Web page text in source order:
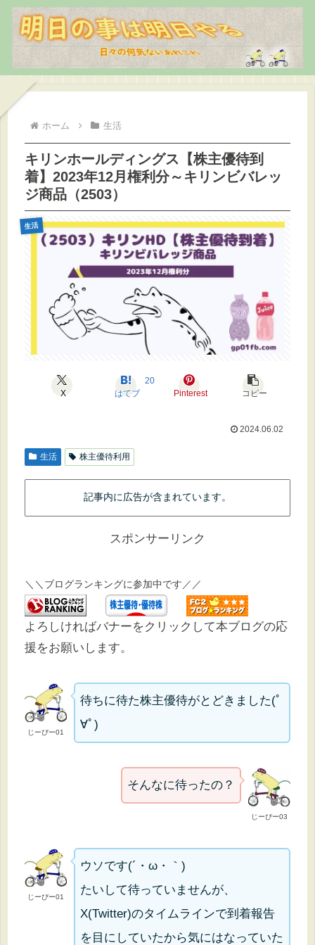
ホーム 生活
キリンホールディングス【株主優待到
着】2023年12月権利分～キリンビバレッ
ジ商品（2503）
生活
X はてブ
20
Pinterest
コピー
2024.06.02
生活 株主優待利用
記事内に広告が含まれています。
スポンサーリンク
＼＼ブログランキングに参加中です／／
よろしければバナーをクリックして本ブログの応
援をお願いします。
じーぴー01
待ちに待た株主優待がとどきました(ﾟ
∀ﾟ)
じーぴー03
そんなに待ったの？
じーぴー01
ウソです(´・ω・｀)
たいして待っていませんが、
X(Twitter)のタイムラインで到着報告
を目にしていたから気にはなっていた